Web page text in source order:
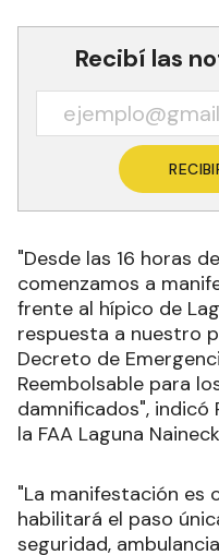
Recibí las
"Desde las 16 horas
comenzamos a
frente al hípico de
respuesta a nuestro
Decreto de
Reembolsable para
damnificados", indicó
la FAA Laguna
"La manifestación
habilitará el paso
seguridad,